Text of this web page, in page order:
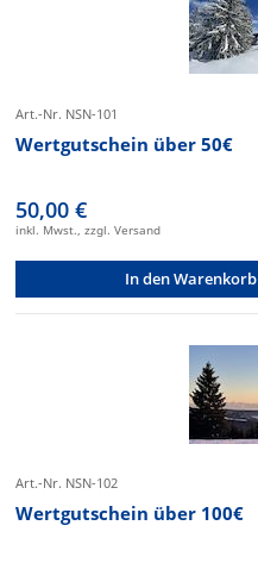
Art.-Nr. NSN-101
Wertgutschein über 50€
50,00 €
inkl. Mwst., zzgl. Versand
In den Warenkorb
Art.-Nr. NSN-102
Wertgutschein über 100€